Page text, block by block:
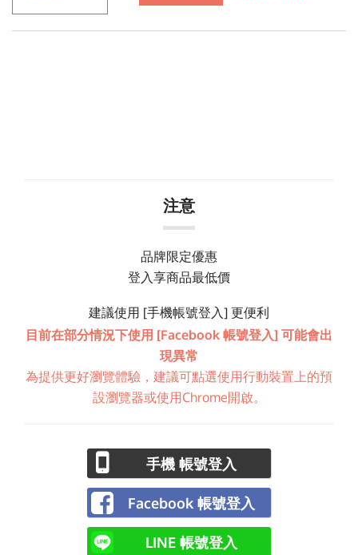
注意
品牌限定優惠
登入享商品最低價
建議使用 [手機帳號登入] 更便利
目前在部分情況下使用 [Facebook 帳號登入] 可能會出
現異常
為提供更好瀏覽體驗，建議可點選使用行動裝置上的預
設瀏覽器或使用Chrome開啟。
手機 帳號登入
Facebook 帳號登入
LINE 帳號登入